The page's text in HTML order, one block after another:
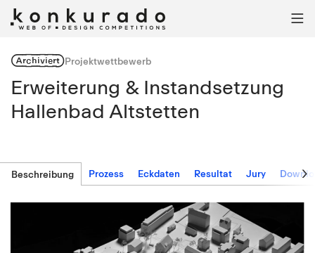

ArchiviertProjektwettbewerb
Erweiterung & Instandsetzung
Hallenbad Altstetten
Beschreibung Prozess Eckdaten Resultat Jury 